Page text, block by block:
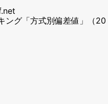
ング「方式別偏差値」（20